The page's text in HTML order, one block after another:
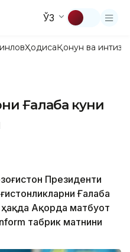
ЎЗ
ҲодисаҚонун ва
Ғалаба куни
Президенти
Ғалаба
ҳақда Ақорда матбуот
табрик матнини